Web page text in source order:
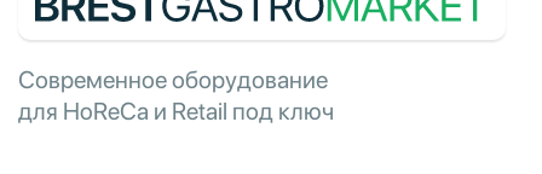
Современное оборудование
для HoReCa и Retail под ключ